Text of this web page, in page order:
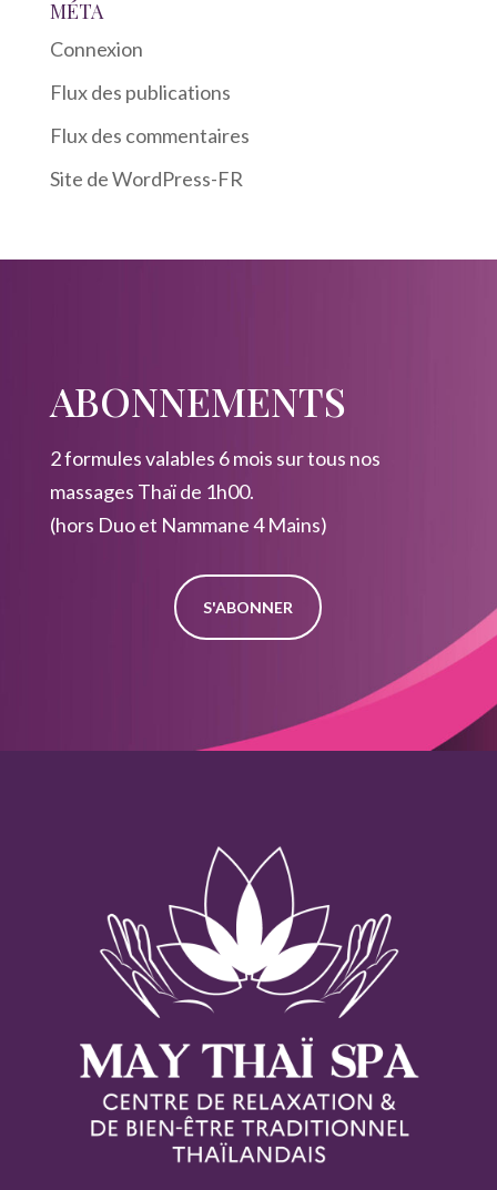
MÉTA
Connexion
Flux des publications
Flux des commentaires
Site de WordPress-FR
ABONNEMENTS
2 formules valables 6 mois sur tous nos
massages Thaï de 1h00.
(hors Duo et Nammane 4 Mains)
S'ABONNER